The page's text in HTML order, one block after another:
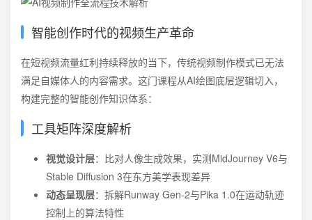
智能创作时代的视频生产革命
在短视频流量红利持续释放的当下，传统视频制作模式已无法
满足自媒体人的内容需求。这门课程从AI绘图底层逻辑切入，
构建完整的智能创作知识体系：
工具矩阵深度解析
视觉设计层：比对人像生成效果，实测MidJourney V6与
Stable Diffusion 3在东方美学表现差异
动态呈现层：拆解Runway Gen-2与Pika 1.0在运动轨迹
控制上的算法特性